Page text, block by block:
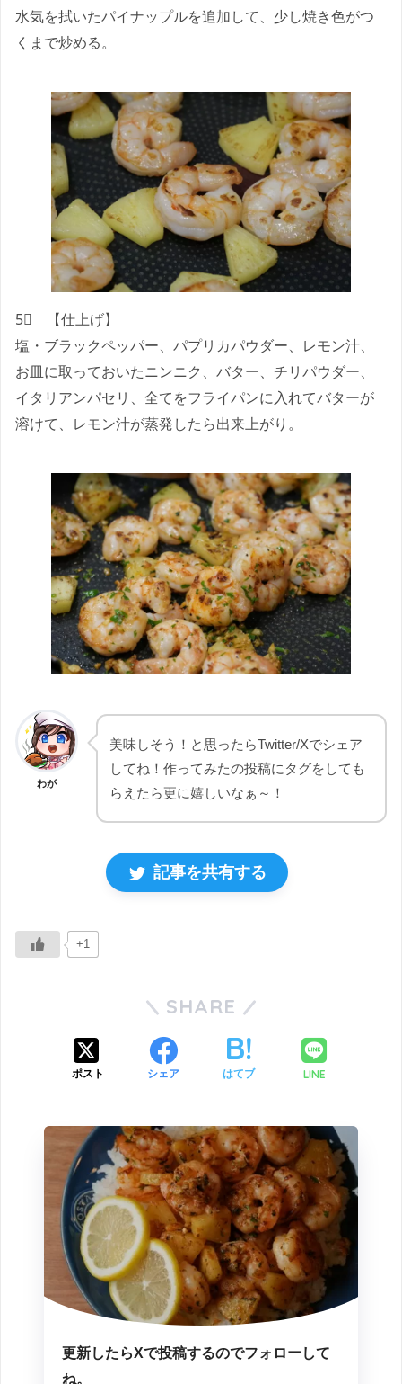
水気を拭いたパイナップルを追加して、少し焼き色がつ
くまで炒める。
5⃣ 【仕上げ】
塩・ブラックペッパー、パプリカパウダー、レモン汁、
お皿に取っておいたニンニク、バター、チリパウダー、
イタリアンパセリ、全てをフライパンに入れてバターが
溶けて、レモン汁が蒸発したら出来上がり。
わが
美味しそう！と思ったらTwitter/Xでシェア
してね！作ってみたの投稿にタグをしても
らえたら更に嬉しいなぁ～！
記事を共有する
+1
SHARE
ポスト シェア はてブ LINE
更新したらXで投稿するのでフォローして
ね。